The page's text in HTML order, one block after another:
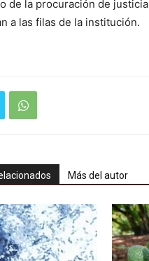
de la procuración de
a las filas de la institución.
Más del autor